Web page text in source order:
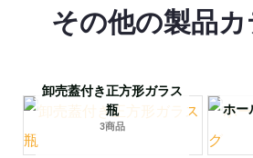
その他の製品
卸売蓋付き正方形ガラス
瓶
3商品
ホー